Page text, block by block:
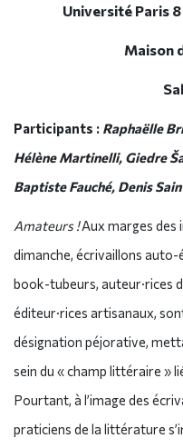
Université Paris
Maison
Participants : Raphaëlle
Hélène Martinelli, Giedre
Baptiste Fauché, Denis
Amateurs !Aux marges des
dimanche, écrivaillons
book-tubeurs, auteur·rices
éditeur·rices artisanaux,
désignation péjorative,
sein du « champ littéraire »
Pourtant, à l’image des
praticiens de la littérature